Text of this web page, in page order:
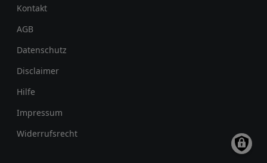
Kontakt
AGB
Datenschutz
Disclaimer
Hilfe
Impressum
Widerrufsrecht